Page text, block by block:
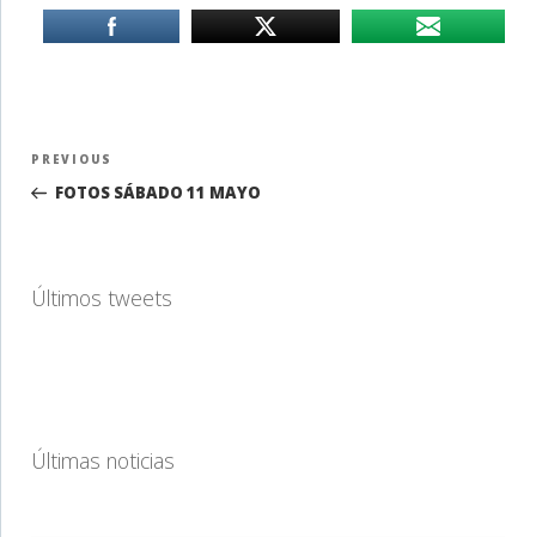
Navegación
entradas
Previous
Post
PREVIOUS
FOTOS SÁBADO 11 MAYO
Últimos tweets
Últimas noticias